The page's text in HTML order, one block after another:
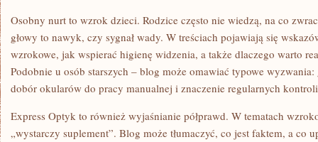
Osobny nurt to wzrok dzieci. Rodzice często nie wiedzą, na co
głowy to nawyk, czy sygnał wady. W treściach pojawiają się
wzrokowe, jak wspierać higienę widzenia, a także dlaczego warto
Podobnie u osób starszych – blog może omawiać typowe
dobór okularów do pracy manualnej i znaczenie regularnych
Express Optyk to również wyjaśnianie półprawd. W tematach
„wystarczy suplement”. Blog może tłumaczyć, co jest faktem, a co